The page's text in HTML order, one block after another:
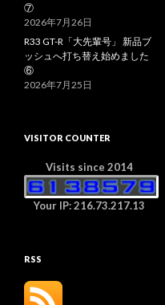
⑦
2026年7月26日
R33 GT-R「大先輩号」 新品ブ
ッシュへ打ち替え始めました
⑥
2026年7月25日
VISITOR COUNTER
Visits since 2014
Your IP: 216.73.217.13
RSS